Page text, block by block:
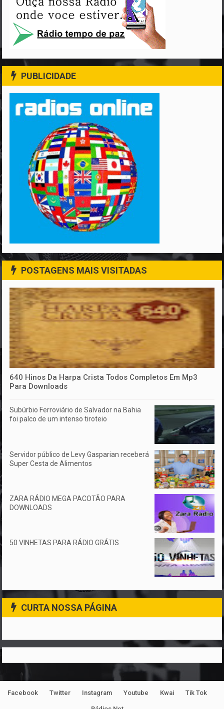
PUBLICIDADE
POSTAGENS MAIS VISITADAS
640 Hinos Da Harpa Crista Todos Completos Em Mp3
Para Downloads
Subúrbio Ferroviário de Salvador na Bahia
foi palco de um intenso tiroteio
Servidor público de Levy Gasparian receberá
Super Cesta de Alimentos
ZARA RÁDIO MEGA PACOTÃO PARA
DOWNLOADS
50 VINHETAS PARA RÁDIO GRÁTIS
CURTA NOSSA PÁGINA
Facebook Twitter Instagram Youtube Kwai Tik Tok